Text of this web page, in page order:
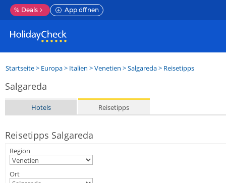
% Deals App öffnen
Startseite> Europa> Italien >Venetien >Salgareda> Reisetipps
Salgareda
Hotels Reisetipps
Reisetipps Salgareda
Region
Ort